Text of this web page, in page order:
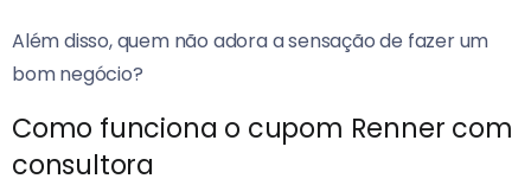
Além disso, quem não adora a sensação de fazer um
bom negócio?
Como funciona o cupom Renner com
consultora